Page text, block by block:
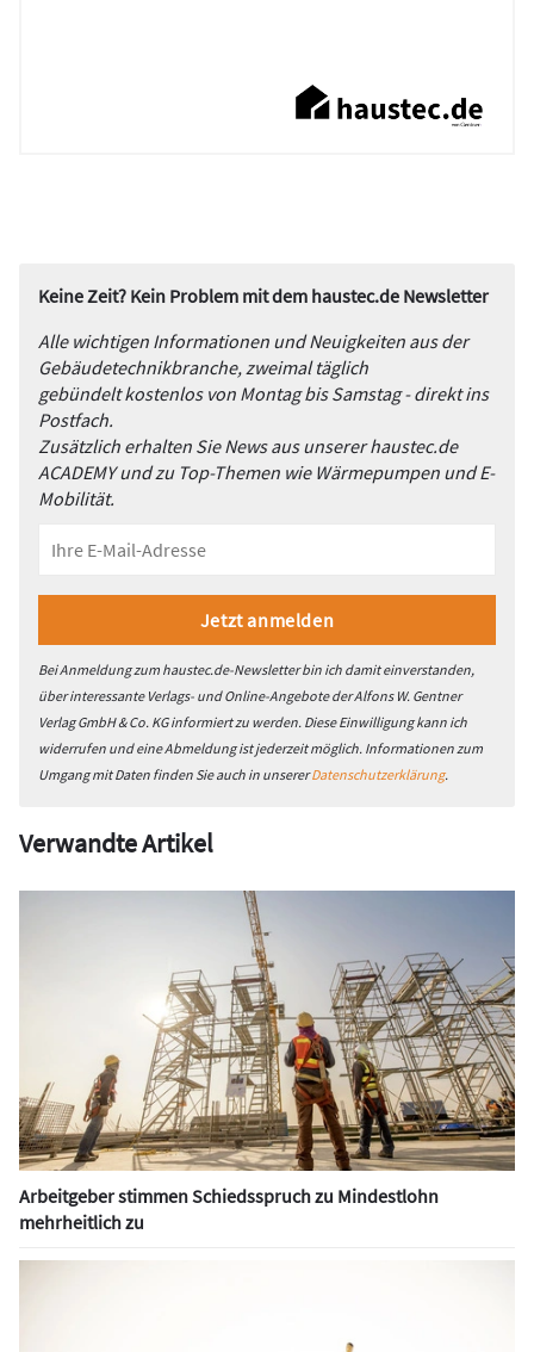
Keine Zeit? Kein Problem mit dem haustec.de Newsletter
Alle wichtigen Informationen und Neuigkeiten aus der
Gebäudetechnikbranche, zweimal täglich
gebündelt kostenlos von Montag bis Samstag - direkt ins
Postfach.
Zusätzlich erhalten Sie News aus unserer haustec.de
ACADEMY und zu Top-Themen wie Wärmepumpen und E-
Mobilität.
Bei Anmeldung zum haustec.de-Newsletter bin ich damit einverstanden,
über interessante Verlags- und Online-Angebote der Alfons W. Gentner
Verlag GmbH & Co. KG informiert zu werden. Diese Einwilligung kann ich
widerrufen und eine Abmeldung ist jederzeit möglich. Informationen zum
Umgang mit Daten finden Sie auch in unsererDatenschutzerklärung.
Verwandte Artikel
Arbeitgeber stimmen Schiedsspruch zu Mindestlohn
mehrheitlich zu